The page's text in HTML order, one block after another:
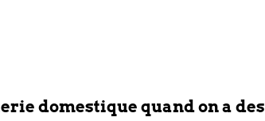
domestique quand on a des